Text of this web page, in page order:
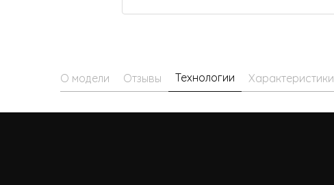
О модели Отзывы Технологии Характеристики